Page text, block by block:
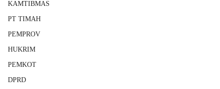
KAMTIBMAS
PT TIMAH
PEMPROV
HUKRIM
PEMKOT
DPRD